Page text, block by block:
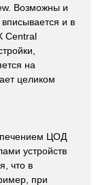
Возможны и
и в
Central
на
целиком
ЦОД
устройств
что в
при